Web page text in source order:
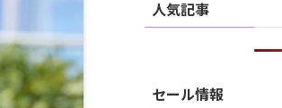
人気記事
セール情報